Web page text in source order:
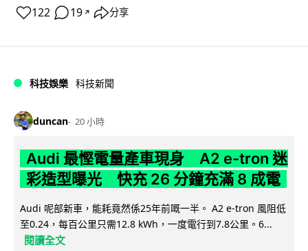
122 19 ↗ 分享
科技娛樂 科技新聞
duncan 20 小時
Audi 最慳電量產車現身 A2 e-tron 迷
彩造型曝光 快充 26 分鐘充滿 8 成電
Audi 呢部新車，能耗竟然係25年前嘅一半。 A2 e-tron 風阻低
至0.24，每百公里只需12.8 kWh，一度電行到7.8公里。6...
閱讀全文